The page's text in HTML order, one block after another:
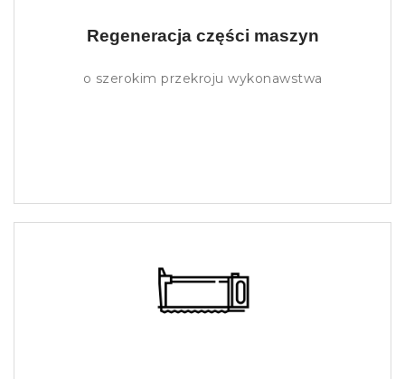
Regeneracja części maszyn
o szerokim przekroju wykonawstwa